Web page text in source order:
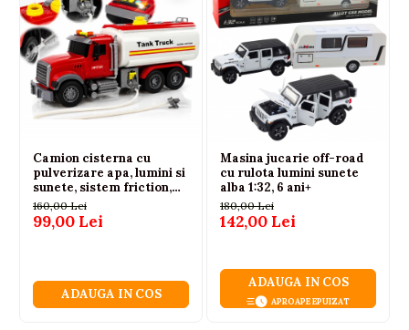
Camion cisterna cu
pulverizare apa, lumini si
sunete, sistem friction,
alb-rosu, 36 cm, 3 ani+
160,00 Lei
99,00 Lei
ADAUGA IN COS
Masina jucarie off-road
cu rulota lumini sunete
alba 1:32, 6 ani+
180,00 Lei
142,00 Lei
ADAUGA IN COS
APROAPE EPUIZAT